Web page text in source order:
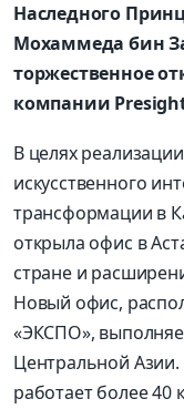
Наследного
Мохаммеда бин
торжественное
компании
В целях
искусственного
трансформации в
открыла офис в
стране и
Новый офис,
«ЭКСПО»,
Центральной
работает более 40